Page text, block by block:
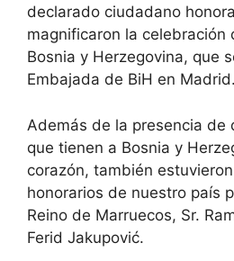
declarado ciudadano
magnificaron la celebración
Bosnia y Herzegovina, que
Embajada de BiH en
Además de la presencia de
que tienen a Bosnia y
corazón, también
honorarios de nuestro país
Reino de Marruecos, Sr.
Ferid Jakupović.